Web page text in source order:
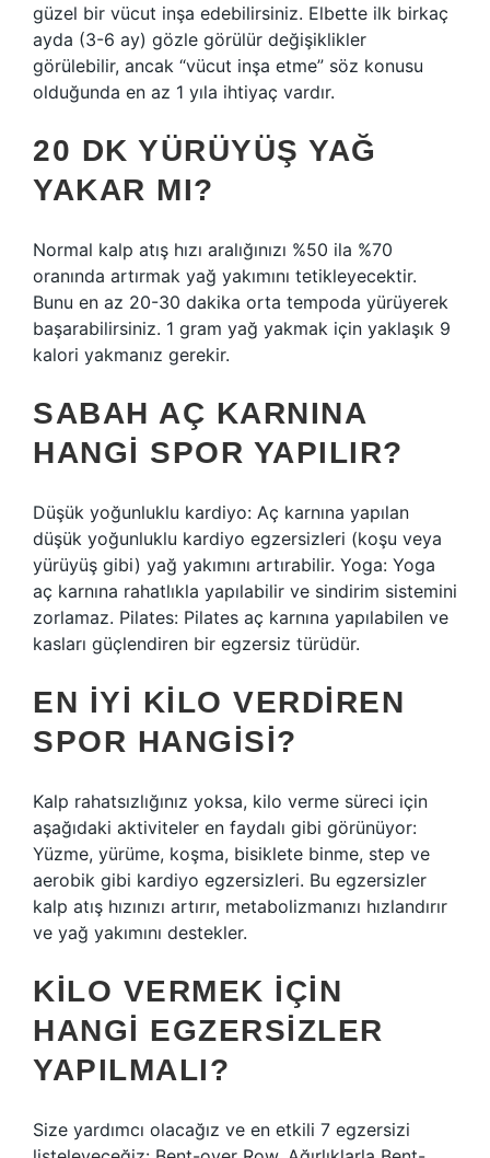
güzel bir vücut inşa edebilirsiniz. Elbette ilk birkaç
ayda (3-6 ay) gözle görülür değişiklikler
görülebilir, ancak “vücut inşa etme” söz konusu
olduğunda en az 1 yıla ihtiyaç vardır.
20 DK YÜRÜYÜŞ YAĞ
YAKAR MI?
Normal kalp atış hızı aralığınızı %50 ila %70
oranında artırmak yağ yakımını tetikleyecektir.
Bunu en az 20-30 dakika orta tempoda yürüyerek
başarabilirsiniz. 1 gram yağ yakmak için yaklaşık 9
kalori yakmanız gerekir.
SABAH AÇ KARNINA
HANGI SPOR YAPILIR?
Düşük yoğunluklu kardiyo: Aç karnına yapılan
düşük yoğunluklu kardiyo egzersizleri (koşu veya
yürüyüş gibi) yağ yakımını artırabilir. Yoga: Yoga
aç karnına rahatlıkla yapılabilir ve sindirim sistemini
zorlamaz. Pilates: Pilates aç karnına yapılabilen ve
kasları güçlendiren bir egzersiz türüdür.
EN IYI KILO VERDIREN
SPOR HANGISI?
Kalp rahatsızlığınız yoksa, kilo verme süreci için
aşağıdaki aktiviteler en faydalı gibi görünüyor:
Yüzme, yürüme, koşma, bisiklete binme, step ve
aerobik gibi kardiyo egzersizleri. Bu egzersizler
kalp atış hızınızı artırır, metabolizmanızı hızlandırır
ve yağ yakımını destekler.
KILO VERMEK IÇIN
HANGI EGZERSIZLER
YAPILMALI?
Size yardımcı olacağız ve en etkili 7 egzersizi